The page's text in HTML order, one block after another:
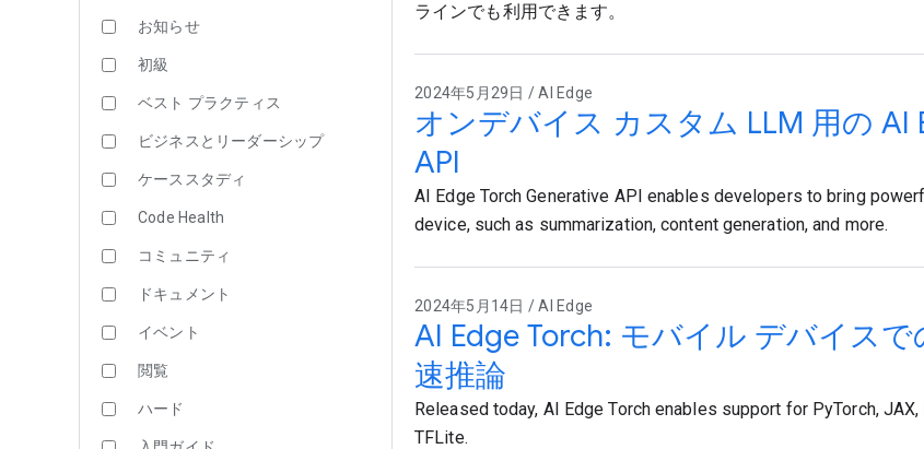
お知らせ
初級
ベスト プラクティス
ビジネスとリーダーシップ
ケーススタディ
Code Health
コミュニティ
ドキュメント
イベント
閲覧
ハード
ラインでも利用できます。
2024年5月29日 / AI Edge
オンデバイス カスタム LLM 用の AI
API
AI Edge Torch Generative API enables developers to bring
device, such as summarization, content generation, and more.
2024年5月14日 / AI Edge
AI Edge Torch: モバイル デバイス
速推論
Released today, AI Edge Torch enables support for PyTorch,
TFLite.